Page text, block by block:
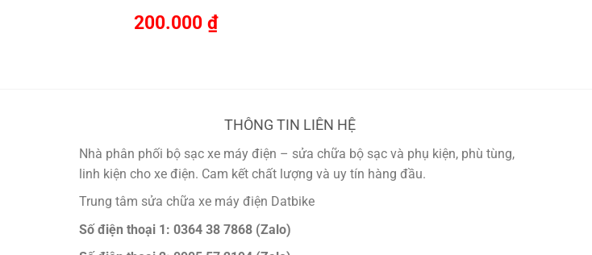
200.000₫
THÔNG TIN LIÊN HỆ
Nhà phân phối bộ sạc xe máy điện – sửa chữa bộ sạc và phụ kiện, phù tùng,
linh kiện cho xe điện. Cam kết chất lượng và uy tín hàng đầu.
Trung tâm sửa chữa xe máy điện Datbike
Số điện thoại 1: 0364 38 7868 (Zalo)